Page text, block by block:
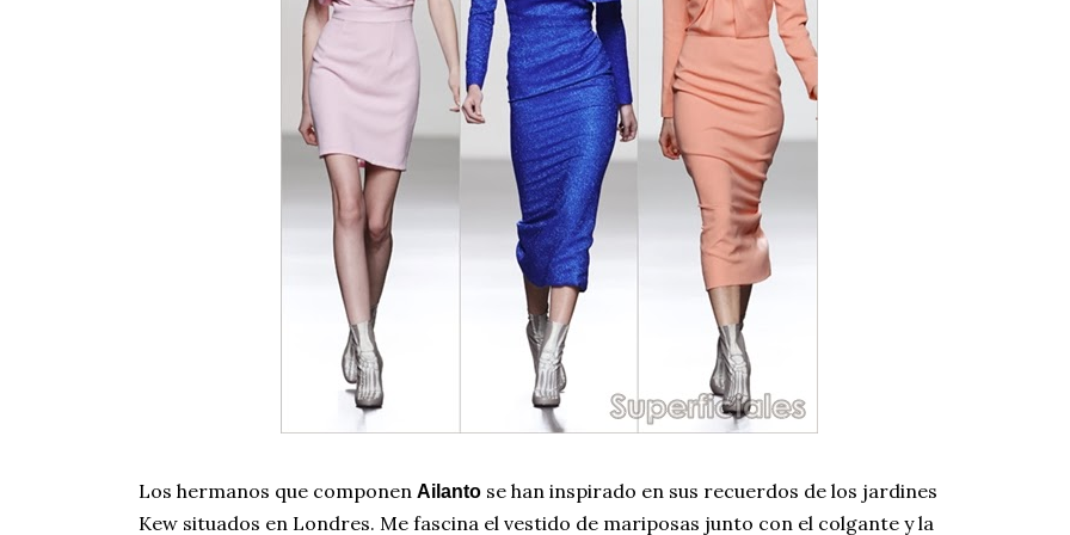
Los hermanos que componen Ailanto se han inspirado en sus recuerdos de los jardines
Kew situados en Londres. Me fascina el vestido de mariposas junto con el colgante y la